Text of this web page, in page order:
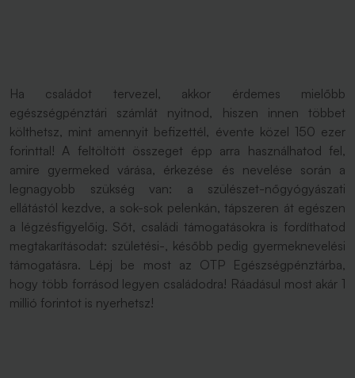
Ha családot tervezel, akkor érdemes mielőbb
egészségpénztári számlát nyitnod, hiszen innen többet
költhetsz, mint amennyit befizettél, évente közel 150 ezer
forinttal! A feltöltött összeget épp arra használhatod fel,
amire gyermeked várása, érkezése és nevelése során a
legnagyobb szükség van: a szülészet-nőgyógyászati
ellátástól kezdve, a sok-sok pelenkán, tápszeren át egészen
a légzésfigyelőig. Sőt, családi támogatásokra is fordíthatod
megtakarításodat: születési-, később pedig gyermeknevelési
támogatásra. Lépj be most az OTP Egészségpénztárba,
hogy több forrásod legyen családodra! Ráadásul most akár 1
millió forintot is nyerhetsz!